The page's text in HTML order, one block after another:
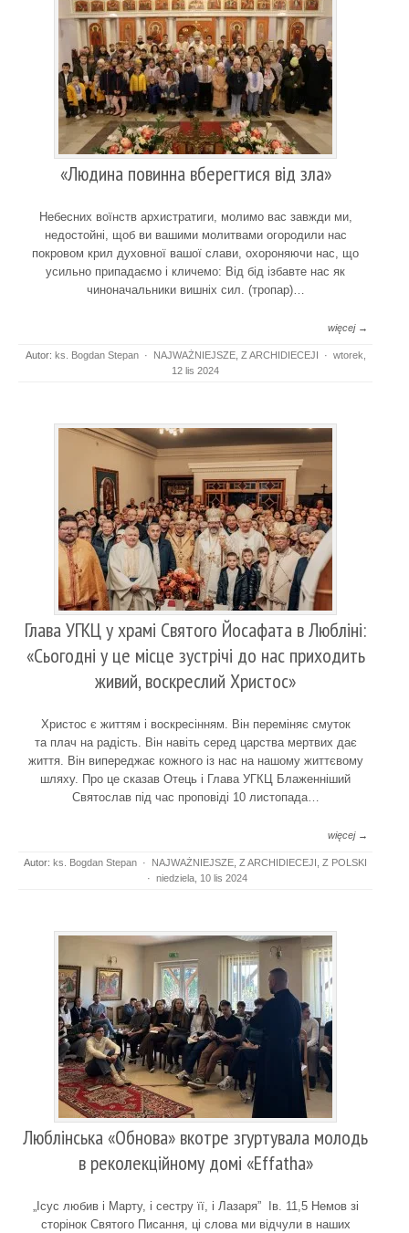
«Людина повинна вберегтися від зла»
Небесних воїнств архистратиги, молимо вас завжди ми,
недостойні, щоб ви вашими молитвами огородили нас
покровом крил духовної вашої слави, охороняючи нас, що
усильно припадаємо і кличемо: Від бід ізбавте нас як
чиноначальники вишніх сил. (тропар)…
więcej →
Autor: ks. Bogdan Stepan · NAJWAŻNIEJSZE, Z ARCHIDIECEJI · wtorek,
12 lis 2024
Глава УГКЦ у храмі Святого Йосафата в Любліні:
«Сьогодні у це місце зустрічі до нас приходить
живий, воскреслий Христос»
Христос є життям і воскресінням. Він переміняє смуток
та плач на радість. Він навіть серед царства мертвих дає
життя. Він випереджає кожного із нас на нашому життєвому
шляху. Про це сказав Отець і Глава УГКЦ Блаженніший
Святослав під час проповіді 10 листопада…
więcej →
Autor: ks. Bogdan Stepan · NAJWAŻNIEJSZE Z ARCHIDIECEJI Z POLSKI
· niedziela, 10 lis 2024
Люблінська «Обнова» вкотре згуртувала молодь
в реколекційному домі «Effatha»
„Ісус любив і Марту, і сестру її, і Лазаря” Ів. 11,5 Немов зі
сторінок Святого Писання, ці слова ми відчули в наших